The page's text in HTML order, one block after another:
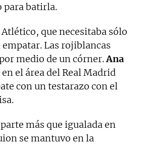
para batirla.
que necesitaba sólo
Las rojiblancas
medio de un córner.Ana
en el área del Real Madrid
con un testarazo con el
más que igualada en
se mantuvo en la